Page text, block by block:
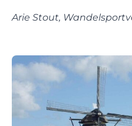
Arie Stout,